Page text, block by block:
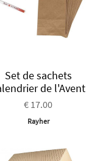
Set de sachets
de l'Avent
€ 17.00
Rayher